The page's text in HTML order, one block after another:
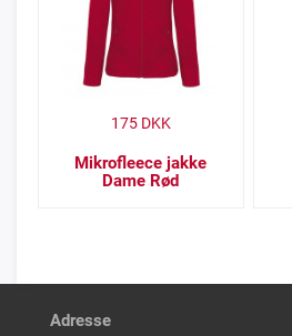
Mikrofleece jakke
Dame Rød
175DKK
Adresse